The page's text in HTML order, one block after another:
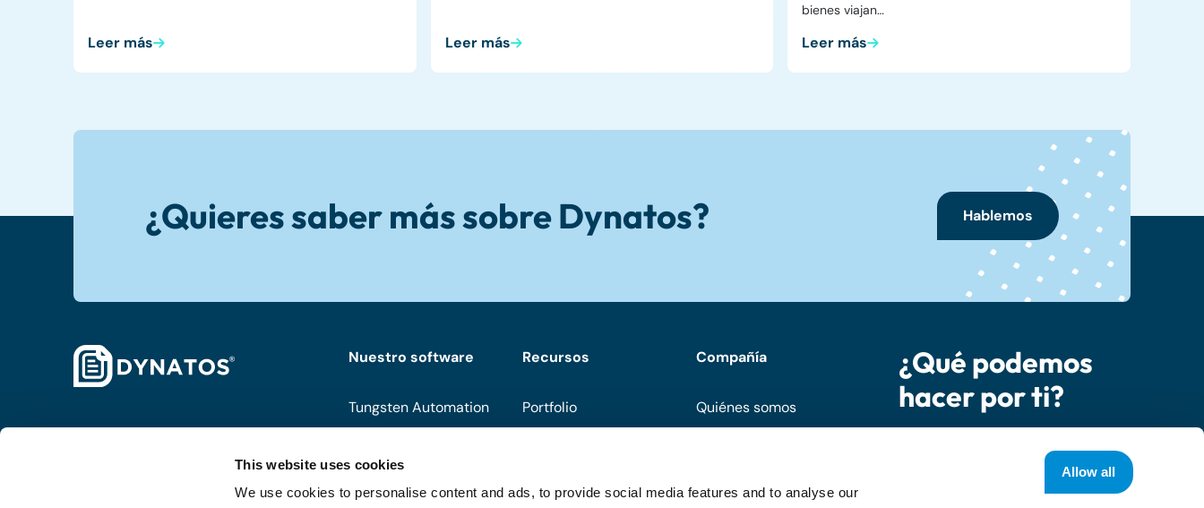
This website uses cookies
We use cookies to personalise content and ads, to provide social media features and to analyse our
Allow all
Leer más Leer más
bienes viajan…
Leer más
¿Quieres saber más sobre Dynatos? Hablemos
Nuestro software
Tungsten Automation
Recursos
Portfolio
Compañía
Quiénes somos
¿Qué podemos
hacer por ti?